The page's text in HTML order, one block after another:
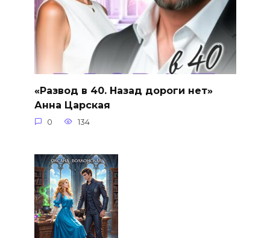
«Развод в 40. Назад дороги нет»
Анна Царская
0 134